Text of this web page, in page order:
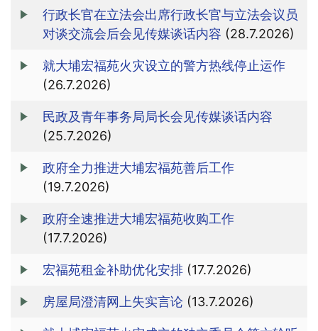
行政长官在立法会出席行政长官与立法会议员
对谈交流会后会见传媒谈话内容 (28.7.2026)
就大埔宏福苑火灾设立的警方热线停止运作
(26.7.2026)
民政及青年事务局局长会见传媒谈话内容
(25.7.2026)
政府全力推进大埔宏福苑善后工作
(19.7.2026)
政府全速推进大埔宏福苑收购工作
(17.7.2026)
宏福苑租金补助优化安排 (17.7.2026)
房屋局澄清网上失实言论 (13.7.2026)